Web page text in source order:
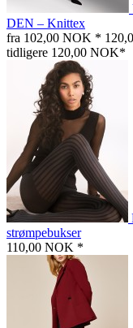
DEN – Knittex
fra 102,00 NOK *
tidligere 120,00 NOK*
strømpebukser
110,00 NOK *